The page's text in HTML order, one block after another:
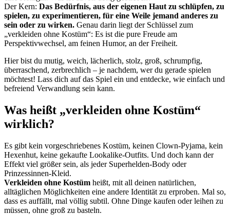
Der Kern: Das Bedürfnis, aus der eigenen Haut zu schlüpfen, zu
spielen, zu experimentieren, für eine Weile jemand anderes zu
sein oder zu wirken. Genau darin liegt der Schlüssel zum
„verkleiden ohne Kostüm“: Es ist die pure Freude am
Perspektivwechsel, am feinen Humor, an der Freiheit.
Hier bist du mutig, weich, lächerlich, stolz, groß, schrumpfig,
überraschend, zerbrechlich – je nachdem, wer du gerade spielen
möchtest! Lass dich auf das Spiel ein und entdecke, wie einfach und
befreiend Verwandlung sein kann.
Was heißt „verkleiden ohne Kostüm“
wirklich?
Es gibt kein vorgeschriebenes Kostüm, keinen Clown-Pyjama, kein
Hexenhut, keine gekaufte Lookalike-Outfits. Und doch kann der
Effekt viel größer sein, als jeder Superhelden-Body oder
Prinzessinnen-Kleid.
Verkleiden ohne Kostüm heißt, mit all deinen natürlichen,
alltäglichen Möglichkeiten eine andere Identität zu erproben. Mal so,
dass es auffällt, mal völlig subtil. Ohne Dinge kaufen oder leihen zu
müssen, ohne groß zu basteln.